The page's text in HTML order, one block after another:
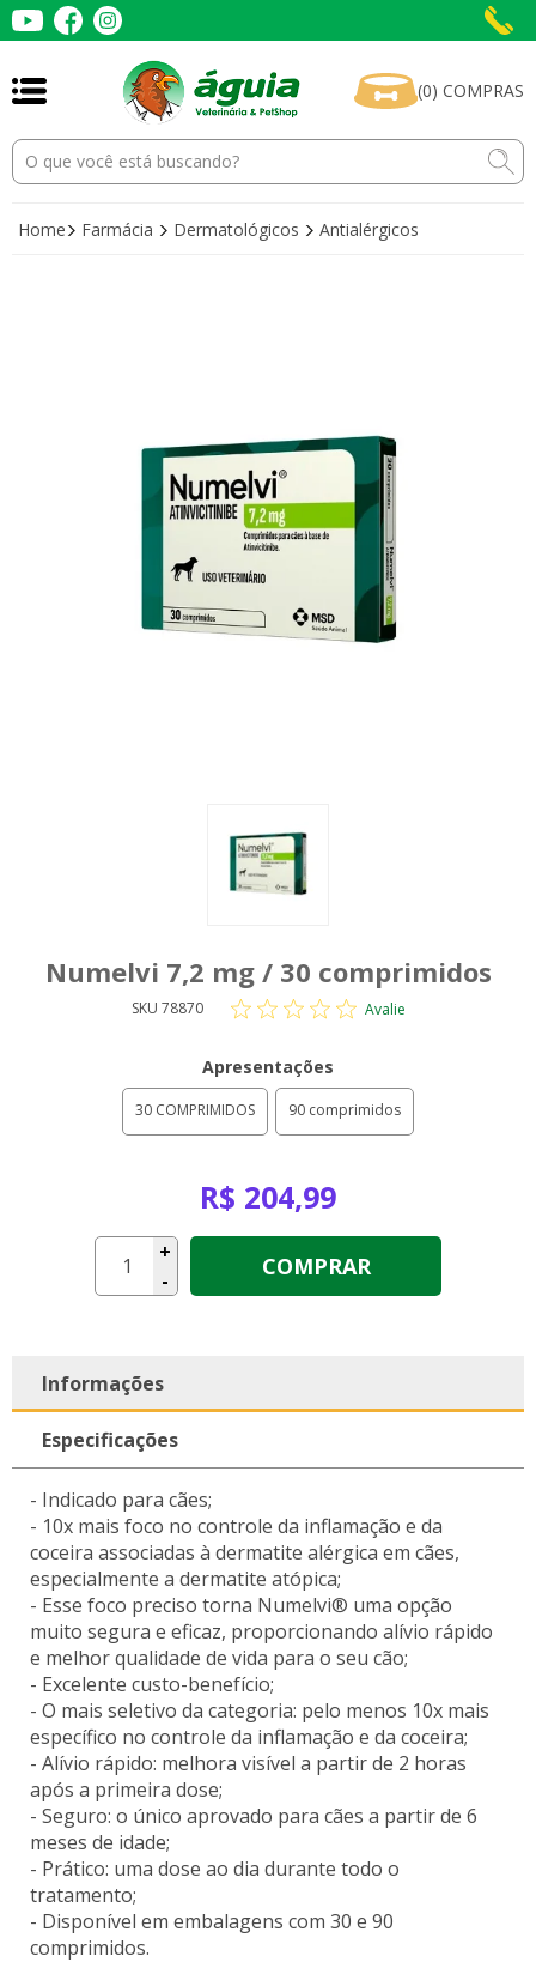
(0) COMPRAS
Home Farmácia Dermatológicos Antialérgicos
Numelvi 7,2 mg / 30 comprimidos
SKU 78870 Avalie
Apresentações
30 COMPRIMIDOS 90 comprimidos
R$ 204,99
+
-
COMPRAR
Informações
Especificações
- Indicado para cães;
- 10x mais foco no controle da inflamação e da
coceira associadas à dermatite alérgica em cães,
especialmente a dermatite atópica;
- Esse foco preciso torna Numelvi® uma opção
muito segura e eficaz, proporcionando alívio rápido
e melhor qualidade de vida para o seu cão;
- Excelente custo-benefício;
- O mais seletivo da categoria: pelo menos 10x mais
específico no controle da inflamação e da coceira;
- Alívio rápido: melhora visível a partir de 2 horas
após a primeira dose;
- Seguro: o único aprovado para cães a partir de 6
meses de idade;
- Prático: uma dose ao dia durante todo o
tratamento;
- Disponível em embalagens com 30 e 90
comprimidos.